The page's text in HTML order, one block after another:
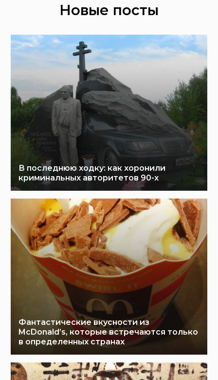
Новые посты
В последнюю ходку: как хоронили
криминальных авторитетов 90-х
Фантастические вкусности из
McDonald’s, которые встречаются только
в определенных странах